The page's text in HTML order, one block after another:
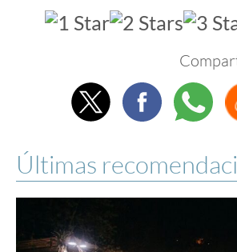
TwitterFacebook
Últimas